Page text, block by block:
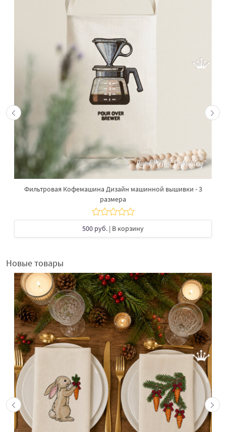
Фильтровая Кофемашина Дизайн машинной вышивки - 3
размера
500 руб. | В корзину
Новые товары